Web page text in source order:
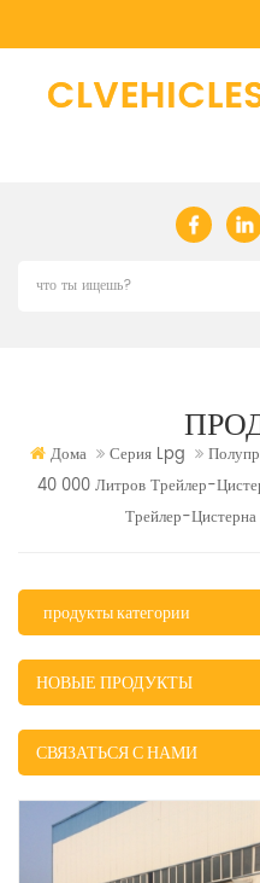
Дома Серия Lpg
40 000 Литров Трейлер-
Трейлер-
продукты категории
НОВЫЕ ПРОДУКТЫ
СВЯЗАТЬСЯ С НАМИ